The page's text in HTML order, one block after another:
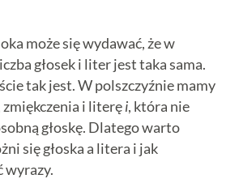
może się wydawać, że w
głosek i liter jest taka sama.
tak jest. W polszczyźnie mamy
i literęi, która nie
głoskę. Dlatego warto
się głoska a litera i jak
wyrazy.